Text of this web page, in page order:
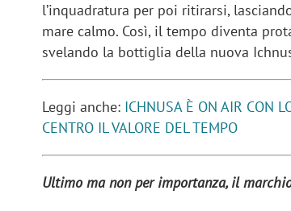
l’inquadratura per poi ritirarsi,
mare calmo. Così, il tempo diventa
svelando la bottiglia della nuova
Leggi anche: ICHNUSA È ON AIR CON
CENTRO IL VALORE DEL TEMPO
Ultimo ma non per importanza, il